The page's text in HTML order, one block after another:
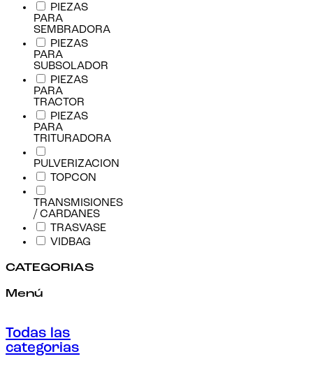
PIEZAS
PARA
SEMBRADORA
PIEZAS
PARA
SUBSOLADOR
PIEZAS
PARA
TRACTOR
PIEZAS
PARA
TRITURADORA
PULVERIZACION
TOPCON
TRANSMISIONES
/ CARDANES
TRASVASE
VIDBAG
CATEGORIAS
Menú
Todas las
categorias